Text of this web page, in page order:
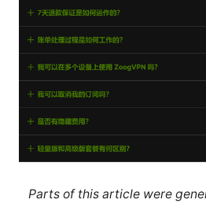
Parts of this article were